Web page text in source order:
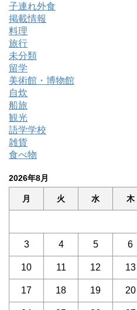
子連れ外食
掲載情報
料理
旅行
未分類
留学
美術館・博物館
自炊
船旅
観光
語学学校
雑貨
食べ物
2026年8月
月 火 水 木
3 4 5 6
10 11 12 13
17 18 19 20